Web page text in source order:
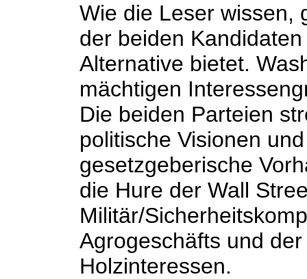
Wie die Leser wissen,
der beiden
Alternative bietet.
mächtigen
Die beiden Parteien
politische Visionen
gesetzgeberische
die Hure der Wall
Militär/
Agrogeschäfts und
Holzinteressen.